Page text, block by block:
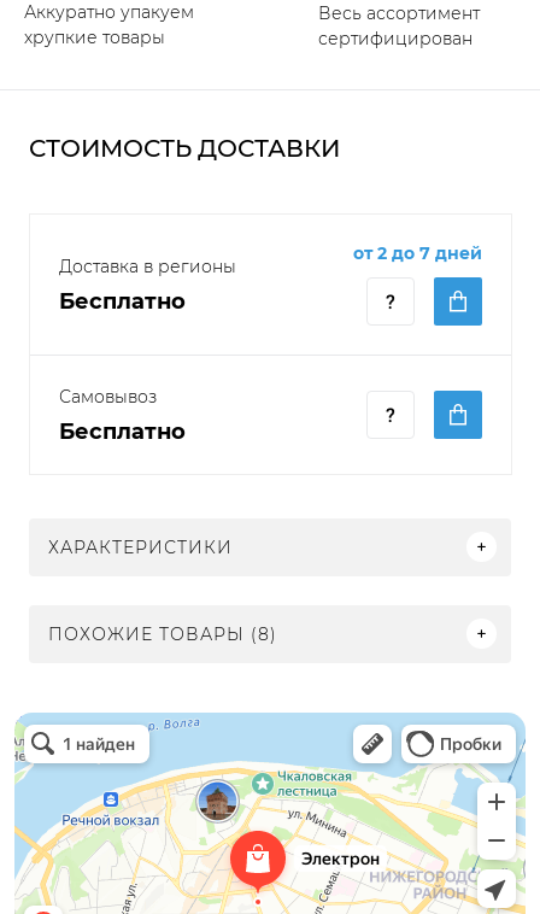
Аккуратно упакуем
хрупкие товары
Весь ассортимент
сертифицирован
СТОИМОСТЬ ДОСТАВКИ
Доставка в регионы
Бесплатно
от 2 до 7 дней
Самовывоз
Бесплатно
ХАРАКТЕРИСТИКИ
ПОХОЖИЕ ТОВАРЫ (8)
Электрон
Светильники в Нижнем Новгороде
Электротехническая продукция в Нижнем Новгороде